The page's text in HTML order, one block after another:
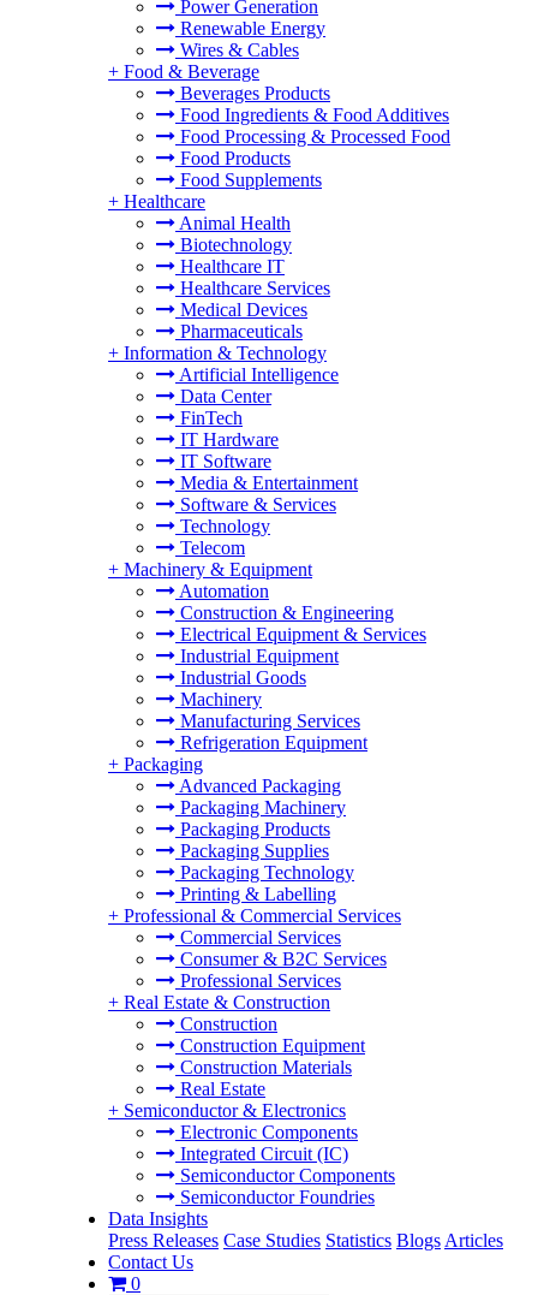
Power Generation
Renewable Energy
Wires & Cables
+ Food & Beverage
Beverages Products
Food Ingredients & Food Additives
Food Processing & Processed Food
Food Products
Food Supplements
+ Healthcare
Animal Health
Biotechnology
Healthcare IT
Healthcare Services
Medical Devices
Pharmaceuticals
+ Information & Technology
Artificial Intelligence
Data Center
FinTech
IT Hardware
IT Software
Media & Entertainment
Software & Services
Technology
Telecom
+ Machinery & Equipment
Automation
Construction & Engineering
Electrical Equipment & Services
Industrial Equipment
Industrial Goods
Machinery
Manufacturing Services
Refrigeration Equipment
+ Packaging
Advanced Packaging
Packaging Machinery
Packaging Products
Packaging Supplies
Packaging Technology
Printing & Labelling
+ Professional & Commercial Services
Commercial Services
Consumer & B2C Services
Professional Services
+ Real Estate & Construction
Construction
Construction Equipment
Construction Materials
Real Estate
+ Semiconductor & Electronics
Electronic Components
Integrated Circuit (IC)
Semiconductor Components
Semiconductor Foundries
Data Insights
Press Releases Case Studies Statistics Blogs Articles
Contact Us
0